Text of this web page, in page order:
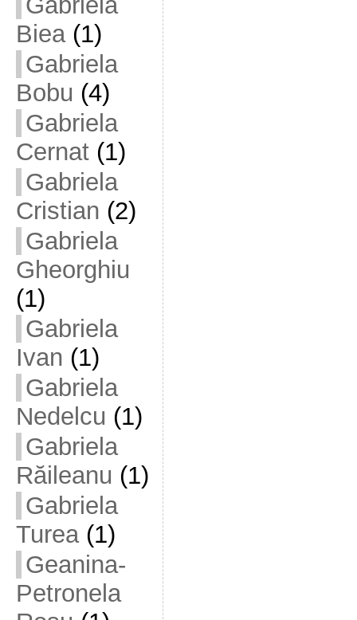
Biea(1)
Gabriela
Bobu (4)
Gabriela
Cernat(1)
Gabriela
Cristian (2)
Gabriela
Gheorghiu
(1)
Gabriela
Ivan (1)
Gabriela
Nedelcu (1)
Gabriela
Răileanu (1)
Gabriela
Turea(1)
Geanina-
Petronela